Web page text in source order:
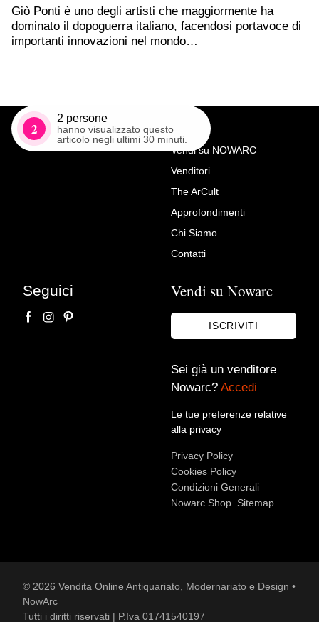
Giò Ponti è uno degli artisti che maggiormente ha
dominato il dopoguerra italiano, facendosi portavoce di
importanti innovazioni nel mondo…
2
2 persone
hanno visualizzato questo
articolo negli ultimi 30 minuti.
Richiedi Maggiori Info su
Scultore italiano del XVII
secolo, coppia di candelieri
legno scolpito e dorato
Voglio rimanere aggiornato sulle ultime novità.
Vendi su NOWARC
Venditori
The ArCult
Approfondimenti
Chi Siamo
Contatti
Seguici Vendi su Nowarc
ISCRIVITI
Sei già un venditore
Nowarc? Accedi
Le tue preferenze relative
alla privacy
Privacy Policy
Cookies Policy
Condizioni Generali
Nowarc Shop Sitemap
© 2026 Vendita Online Antiquariato, Modernariato e Design •
NowArc
Tutti i diritti riservati | P.Iva 01741540197